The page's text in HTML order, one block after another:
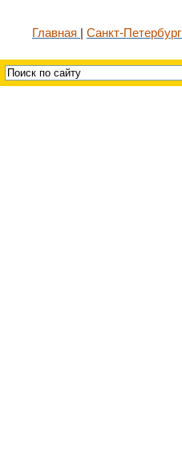
Главная Санкт-Петербург